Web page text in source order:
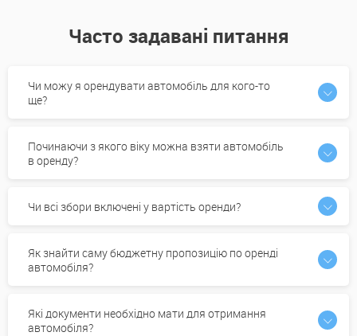
Часто задавані питання
Чи можу я орендувати автомобіль для кого-то
ще?
Починаючи з якого віку можна взяти автомобіль
в оренду?
Чи всі збори включені у вартість оренди?
Як знайти саму бюджетну пропозицію по оренді
автомобіля?
Які документи необхідно мати для отримання
автомобіля?